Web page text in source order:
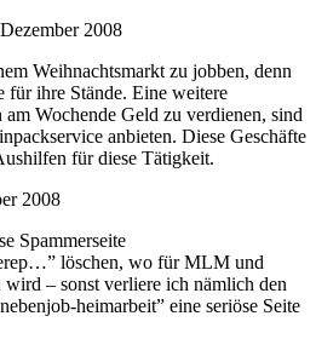
2008
Weihnachtsmarkt zu jobben, denn
für ihre Stände. Eine weitere
Wochende Geld zu verdienen, sind
anbieten. Diese Geschäfte
für diese Tätigkeit.
2008
Spammerseite
löschen, wo für MLM und
– sonst verliere ich nämlich den
heimarbeit” eine seriöse Seite